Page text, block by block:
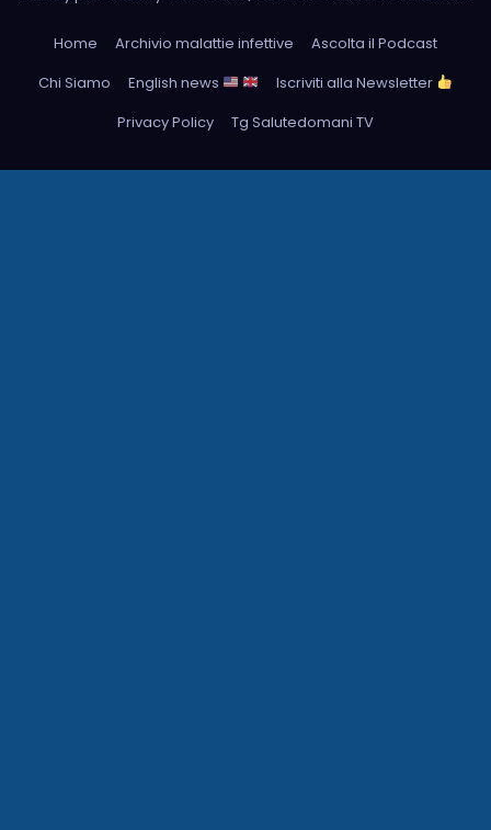
Home Archivio malattie infettive
Ascolta il Podcast
Chi Siamo
English news
Iscriviti alla Newsletter
Privacy Policy
Tg Salutedomani TV